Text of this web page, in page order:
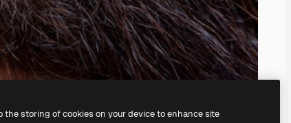
the storing of cookies on your device to enhance site